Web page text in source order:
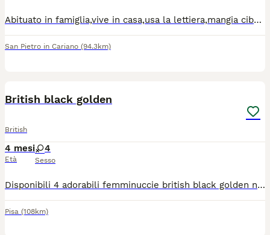
Abituato in famiglia,vive in casa,usa la lettiera,mangia cibo in umido e croccantini. Cerca una nuova famiglia che lo ami e li offre il calore di cui ha bisogno. Dorme a letto,gioca tantissimo. Per più info e trattative chiamate o scrivete al numero 3297179069 loray1@gmx.com Diana
San Pietro in Cariano (94.3km)
British black golden
British
4 mesi
Età
4
Sesso
Disponibili 4 adorabili femminuccie british black golden nate in casa il 6 aprile 2026 ,i genitori testati e negativi a malattie genetiche e filv /felv entrambi hanno pedegree enfi.. Saranno ceduti alle nuove famiglie con primo vaccino e sverminazione... Per contatti e info chiamare al numero 3200456042 Marco
Pisa (108km)